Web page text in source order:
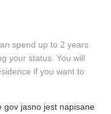
spend up to 2 years
your status. You will
if you want to
gov jasno jest napisane